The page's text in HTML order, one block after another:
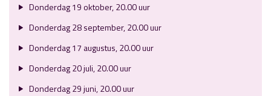
Donderdag 19 oktober, 20.00 uur
Donderdag 28 september, 20.00 uur
Donderdag 17 augustus, 20.00 uur
Donderdag 20 juli, 20.00 uur
Donderdag 29 juni, 20.00 uur